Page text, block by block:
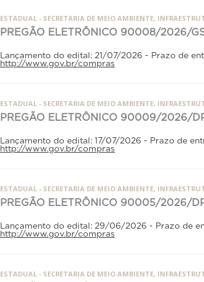
ESTADUAL - SECRETARIA DE MEIO AMBIENTE,
PREGÃO ELETRÔNICO 90008/2026/
Lançamento do edital: 21/07/2026 - Prazo de
http://www.gov.br/compras
ESTADUAL - SECRETARIA DE MEIO AMBIENTE,
PREGÃO ELETRÔNICO 90009/2026/
Lançamento do edital: 17/07/2026 - Prazo de
http://www.gov.br/compras
ESTADUAL - SECRETARIA DE MEIO AMBIENTE,
PREGÃO ELETRÔNICO 90005/2026/
Lançamento do edital: 29/06/2026 - Prazo de
http://www.gov.br/compras
ESTADUAL - SECRETARIA DE MEIO AMBIENTE,